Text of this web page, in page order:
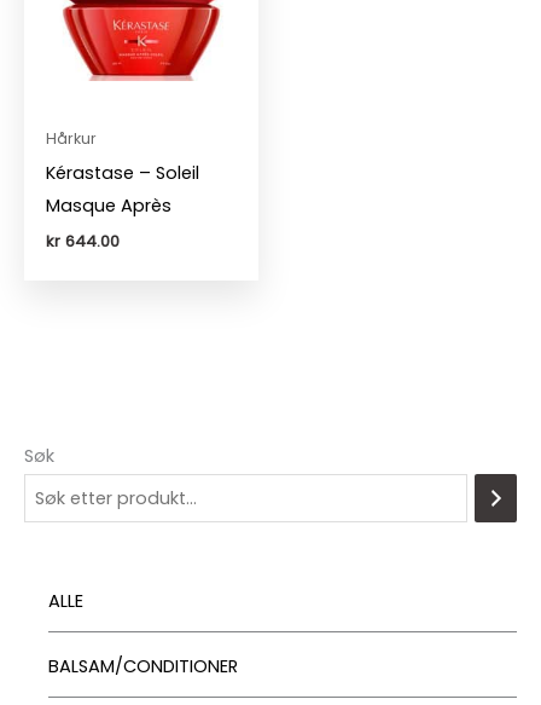
Søk
ALLE
BALSAM/CONDITIONER
Hårkur
Kérastase – Soleil
Masque Après
kr644.00